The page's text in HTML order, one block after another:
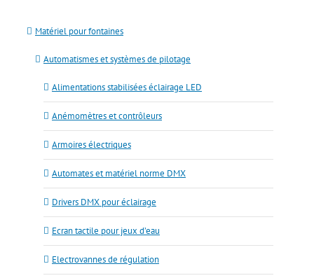
Matériel pour fontaines
Automatismes et systèmes de pilotage
Alimentations stabilisées éclairage LED
Anémomètres et contrôleurs
Armoires électriques
Automates et matériel norme DMX
Drivers DMX pour éclairage
Ecran tactile pour jeux d’eau
Electrovannes de régulation